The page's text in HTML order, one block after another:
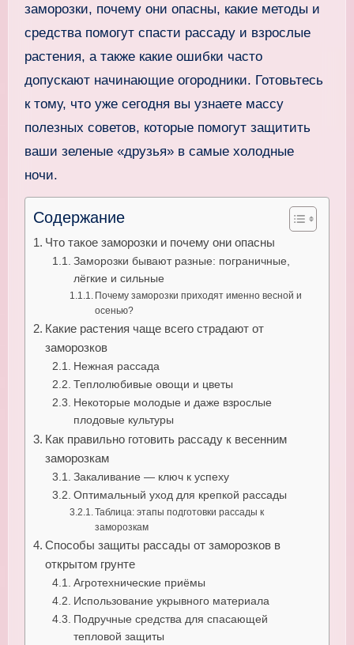
заморозки, почему они опасны, какие методы и
средства помогут спасти рассаду и взрослые
растения, а также какие ошибки часто
допускают начинающие огородники. Готовьтесь
к тому, что уже сегодня вы узнаете массу
полезных советов, которые помогут защитить
ваши зеленые «друзья» в самые холодные
ночи.
Содержание
Что такое заморозки и почему они опасны
Заморозки бывают разные: пограничные,
лёгкие и сильные
Почему заморозки приходят именно весной и
осенью?
Какие растения чаще всего страдают от
заморозков
Нежная рассада
Теплолюбивые овощи и цветы
Некоторые молодые и даже взрослые
плодовые культуры
Как правильно готовить рассаду к весенним
заморозкам
Закаливание — ключ к успеху
Оптимальный уход для крепкой рассады
Таблица: этапы подготовки рассады к
заморозкам
Способы защиты рассады от заморозков в
открытом грунте
Агротехнические приёмы
Использование укрывного материала
Подручные средства для спасающей
тепловой защиты